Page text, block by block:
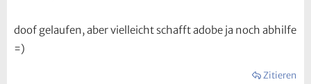
doof gelaufen, aber vielleicht schafft adobe ja noch abhilfe
=)
Zitieren